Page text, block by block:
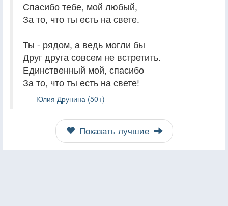
Спасибо тебе, мой любый,
За то, что ты есть на свете.
Ты - рядом, а ведь могли бы
Друг друга совсем не встретить.
Единственный мой, спасибо
За то, что ты есть на свете!
Юлия Друнина (50+)
Показать лучшие